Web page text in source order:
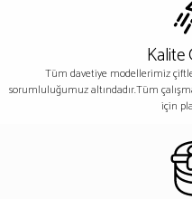
Kalite
Tüm davetiye modellerimiz
sorumluluğumuz altındadır.Tüm
için